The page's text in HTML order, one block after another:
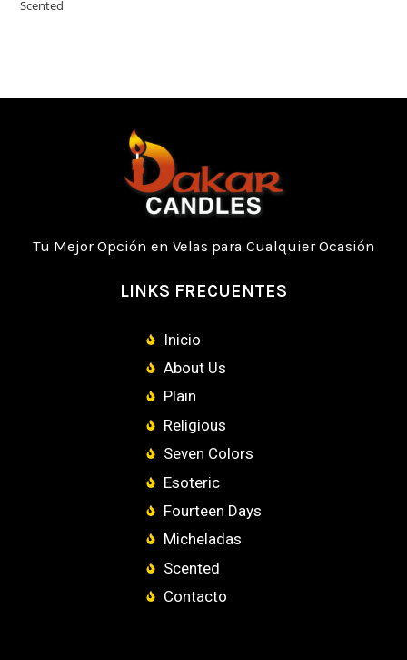
Scented
Tu Mejor Opción en Velas para Cualquier Ocasión
LINKS FRECUENTES
Inicio
About Us
Plain
Religious
Seven Colors
Esoteric
Fourteen Days
Micheladas
Scented
Contacto